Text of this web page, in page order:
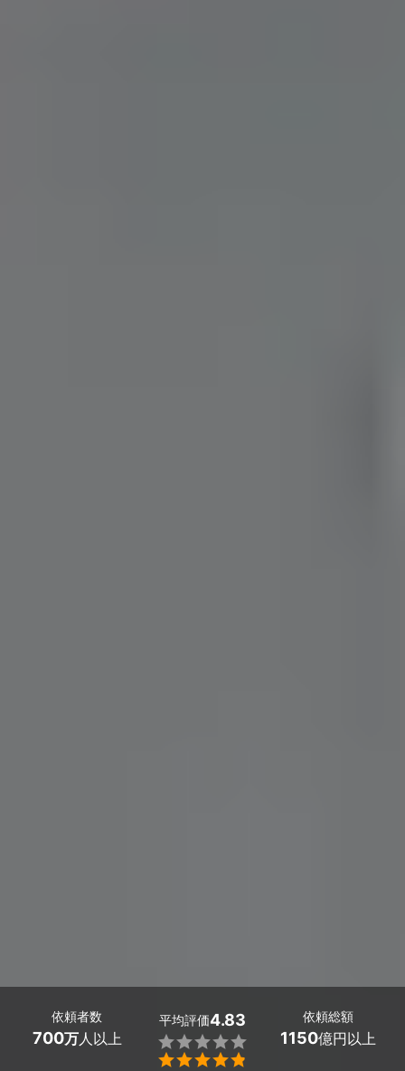
依頼者数
700万人以上
平均評価4.83


依頼総額
1150億円以上